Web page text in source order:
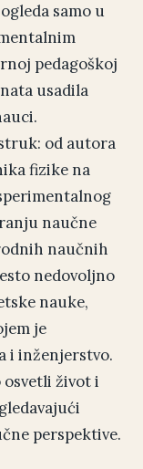
samo u
pedagoškoj
usadila
od autora
fizike na
naučne
naučnih
nedovoljno
nauke,
je
i inženjerstvo.
osvetli život i
perspektive.